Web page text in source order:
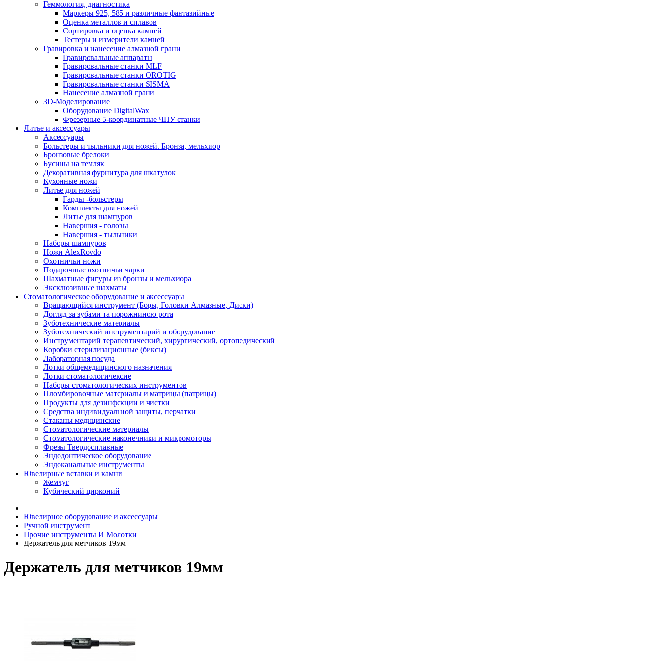
Геммология, диагностика
Маркеры 925, 585 и различные фантазийные
Оценка металлов и сплавов
Сортировка и оценка камней
Тестеры и измерители камней
Гравировка и нанесение алмазной грани
Гравировальные аппараты
Гравировальные станки MLF
Гравировальные станки OROTIG
Гравировальные станки SISMA
Нанесение алмазной грани
3D-Моделирование
Оборудование DigitalWax
Фрезерные 5-координатные ЧПУ станки
Литье и аксессуары
Аксессуары
Больстеры и тыльники для ножей. Бронза, мельхиор
Бронзовые брелоки
Бусины на темляк
Декоративная фурнитура для шкатулок
Кухонные ножи
Литье для ножей
Гарды -больстеры
Комплекты для ножей
Литье для шампуров
Навершия - головы
Навершия - тыльники
Наборы шампуров
Ножи AlexRovdo
Охотничьи ножи
Подарочные охотничьи чарки
Шахматные фигуры из бронзы и мельхиора
Эксклюзивные шахматы
Стоматологическое оборудование и аксессуары
Вращающийся инструмент (Боры, Головки Алмазные, Диски)
Догляд за зубами та порожниною рота
Зуботехнические материалы
Зуботехнический инструментарий и оборудование
Инструментарий терапевтический, хирургический, ортопедический
Коробки стерилизационные (биксы)
Лабораторная посуда
Лотки общемедицинского назначения
Лотки стоматологичексие
Наборы стоматологических инструментов
Пломбировочные материалы и матрицы (патрицы)
Продукты для дезинфекции и чистки
Средства индивидуальной защиты, перчатки
Стаканы медицинские
Стоматологические материалы
Стоматологические наконечники и микромоторы
Фрезы Твердосплавные
Эндодонтическое оборудование
Эндоканальные инструменты
Ювелирные вставки и камни
Жемчуг
Кубический цирконий
Ювелирное оборудование и аксессуары
Ручной инструмент
Прочие инструменты И Молотки
Держатель для метчиков 19мм
Держатель для метчиков 19мм